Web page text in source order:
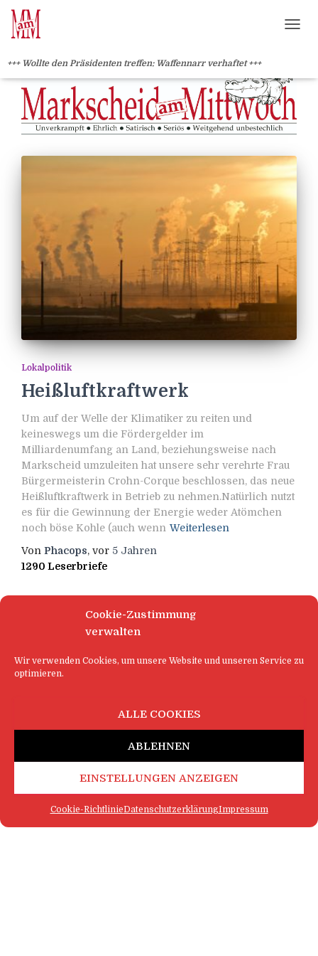
Cookie-Zustimmung
verwalten
Wir verwenden Cookies, um unsere Website und unseren Service zu
optimieren.
ALLE COOKIES
ABLEHNEN
EINSTELLUNGEN ANZEIGEN
Cookie-RichtlinieDatenschutzerklärungImpressum
+++ Wollte den Präsidenten treffen: Waffennarr verhaftet +++
Lokalpolitik
Heißluftkraftwerk
Um auf der Welle der Klimatiker zu reiten und
keineswegs um die Fördergelder im
Milliardenumfang an Land, beziehungsweise nach
Markscheid umzuleiten hat unsere sehr verehrte Frau
Bürgermeisterin Crohn-Corque beschlossen, das neue
Heißluftkraftwerk in Betrieb zu nehmen.Natürlich nutzt
es für die Gewinnung der Energie weder Atömchen
noch böse Kohle (auch wenn Weiterlesen
Von Phacops, vor 5 Jahren
1290 Leserbriefe